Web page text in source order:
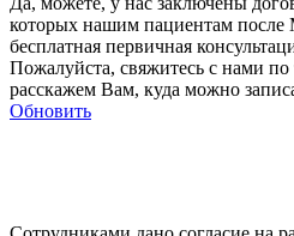
которых нашим пациентам после
бесплатная первичная
Пожалуйста, свяжитесь с нами
расскажем Вам, куда можно
Обновить